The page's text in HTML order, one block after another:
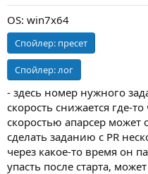
OS: win7x64
Спойлер: пресет
Спойлер: лог
- здесь номер нужного
скорость снижается где-
скоростью апарсер может
сделать заданию с PR
через какое-то время он
упасть после старта,